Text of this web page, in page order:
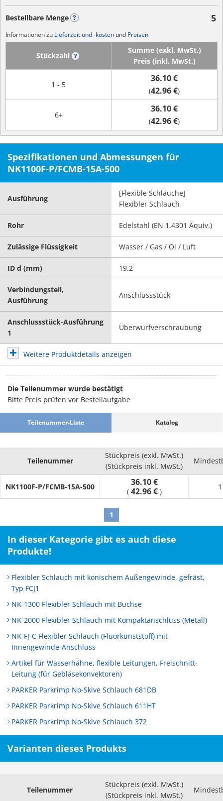
Bestellbare Menge 5
Informationen zu Lieferzeit und -kosten und Preisen
Stückzahl
Summe (exkl. MwSt.)
Preis (inkl. MwSt.)
1 - 5
36.10 €
(42.96 €)
6+
36.10 €
(42.96 €)
Spezifikationen und Abmessungen für
NK1100F-P/FCMB-15A-500
Ausführung
[Flexible Schläuche]
Flexibler Schlauch
Rohr Edelstahl (EN 1.4301 Äquiv.)
Zulässige Flüssigkeit Wasser / Gas / Öl / Luft
ID d (mm) 19.2
Verbindungsteil,
Ausführung
Anschlussstück
Anschlussstück-Ausführung
1
Überwurfverschraubung
Weitere Produktdetails anzeigen
Die Teilenummer wurde bestätigt
Bitte Preis prüfen vor Bestellaufgabe
Teilenummer-Liste Katalog
Teilenummer
Stückpreis (exkl. MwSt.)
(Stückpreis inkl. MwSt.)
NK1100F-P/FCMB-15A-500 36.10 €
( 42.96 € )
1
In dieser Kategorie gibt es auch diese
Produkte!
Flexibler Schlauch mit konischem Außengewinde, gefräst,
Typ FCJ1
NK-1300 Flexibler Schlauch mit Buchse
NK-2000 Flexibler Schlauch mit Kompaktanschluss (Metall)
NK-FJ-C Flexibler Schlauch (Fluorkunststoff) mit
Innengewinde-Anschluss
Artikel für Wasserhähne, flexible Leitungen, Freischnitt-
Leitung (für Gebläsekonvektoren)
PARKER Parkrimp No-Skive Schlauch 681DB
PARKER Parkrimp No-Skive Schlauch 611HT
PARKER Parkrimp No-Skive Schlauch 372
Varianten dieses Produkts
Teilenummer
Stückpreis (exkl. MwSt.)
(Stückpreis inkl. MwSt.)